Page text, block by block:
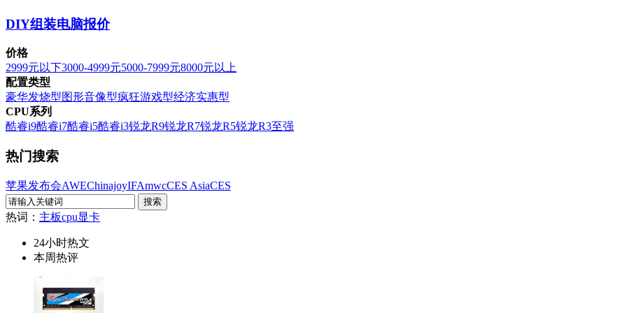
DIY组装电脑报价
价格
2999元以下3000-4999元5000-7999元8000元以上
配置类型
豪华发烧型图形音像型疯狂游戏型经济实惠型
CPU系列
酷睿i9酷睿i7酷睿i5酷睿i3锐龙R9锐龙R7锐龙R5锐龙R3至强
热门搜索
苹果发布会AWEChinajoyIFAmwcCES AsiaCES
热词： 主板cpu显卡
24小时热文
本周热评